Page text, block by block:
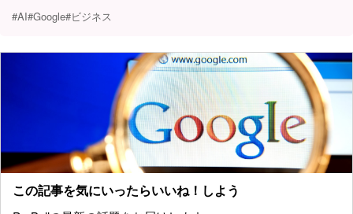
#AI#Google#ビジネス
この記事を気にいったらいいね！しよう